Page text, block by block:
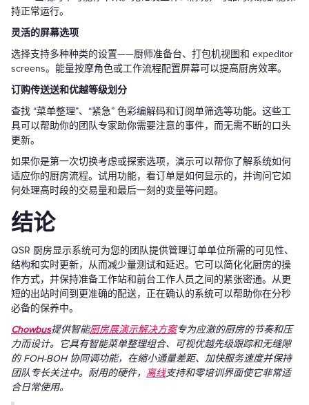
持正常运行。
灵活的屏幕选项
选择支持多种种类的设置——厨师准备台、打包机视图和 expeditor
screens。能量按摩角色或工作流程配置屏幕可以提高厨房效率。
订购传送送和优越等级划分
查找 “菜单整理”、“紧急” 色彩编解码和订阅单筛选等功能。这些工
具可以帮助你的团队专家助你需要注意的事件，而无需不断的口头
更新。
如果你是第一次切换考虑或探索选项，演示可以帮你了解系统如何
适应你的厨房流程。试用功能，看订单是如何显示的，并询问它如
何处理高时段的交易量和最后一刻的变量等问题。
结论
QSR 厨房显示系统可为您的团队提供管理订单单位所需的可见性、
结构和实时更新，从而减少量测试和延迟。它可以简化化厨房的操
作方式，并保持准备工作站和前台工作人员之间的紧张密通。从更
短的出站时间到更准确的配送，正在确认的系统可以帮助你在分秒
必备的保养中。
Chowbus提供智能厨房展演示解决方案专为应激的厨房的节奏和压
力而设计。它具有智能菜单整理组合、可视优越先级跟踪和无缝隙
的 FOH-BOH 协同调功能，在缩小通量差距、加快服务速度并保持
团队专长关注中。耐用的硬件， 离线支持和零培训界面使它非常适
合日常使用。